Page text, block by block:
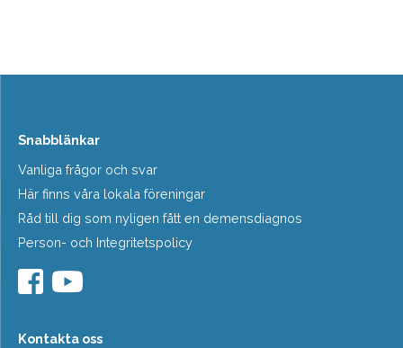
Snabblänkar
Vanliga frågor och svar
Här finns våra lokala föreningar
Råd till dig som nyligen fått en demensdiagnos
Person- och Integritetspolicy
Kontakta oss